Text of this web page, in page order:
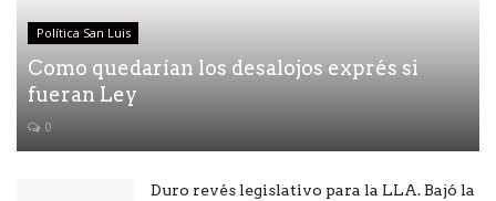
Política San Luis
Como quedarían los desalojos exprés si
fueran Ley
0
Duro revés legislativo para la LLA. Bajó la